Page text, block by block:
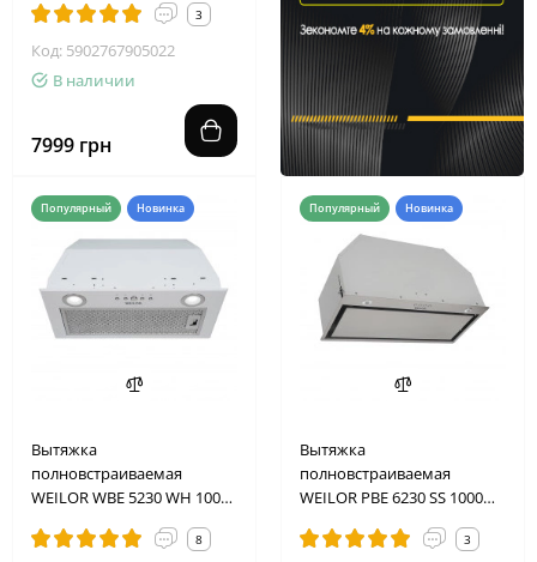
3
Код: 5902767905022
В наличии
7999 грн
Популярный Новинка
Вытяжка
полновстраиваемая
WEILOR WBE 5230 WH 1000
8
Популярный Новинка
Вытяжка
полновстраиваемая
WEILOR PBE 6230 SS 1000
3